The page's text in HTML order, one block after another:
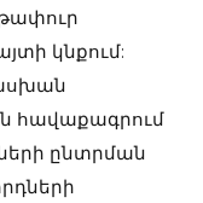
կնքում:
հավաքագրում
ընտրման